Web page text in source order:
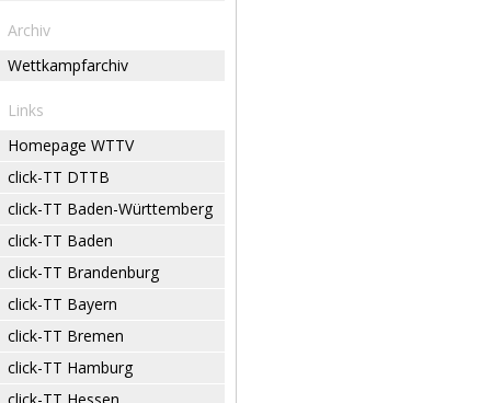
Archiv
Wettkampfarchiv
Links
Homepage WTTV
click-TT DTTB
click-TT Baden-Württemberg
click-TT Baden
click-TT Brandenburg
click-TT Bayern
click-TT Bremen
click-TT Hamburg